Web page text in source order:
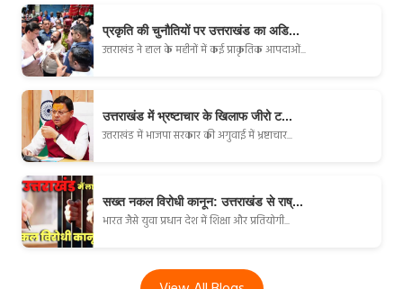
प्रकृति की चुनौतियों पर उत्तराखंड का अडि...
उत्तराखंड ने हाल के महीनों में कई प्राकृतिक आपदाओं...
उत्तराखंड में भ्रष्टाचार के खिलाफ जीरो ट...
उत्तराखंड में भाजपा सरकार की अगुवाई में भ्रष्टाचार...
सख्त नकल विरोधी कानून: उत्तराखंड से राष्...
भारत जैसे युवा प्रधान देश में शिक्षा और प्रतियोगी...